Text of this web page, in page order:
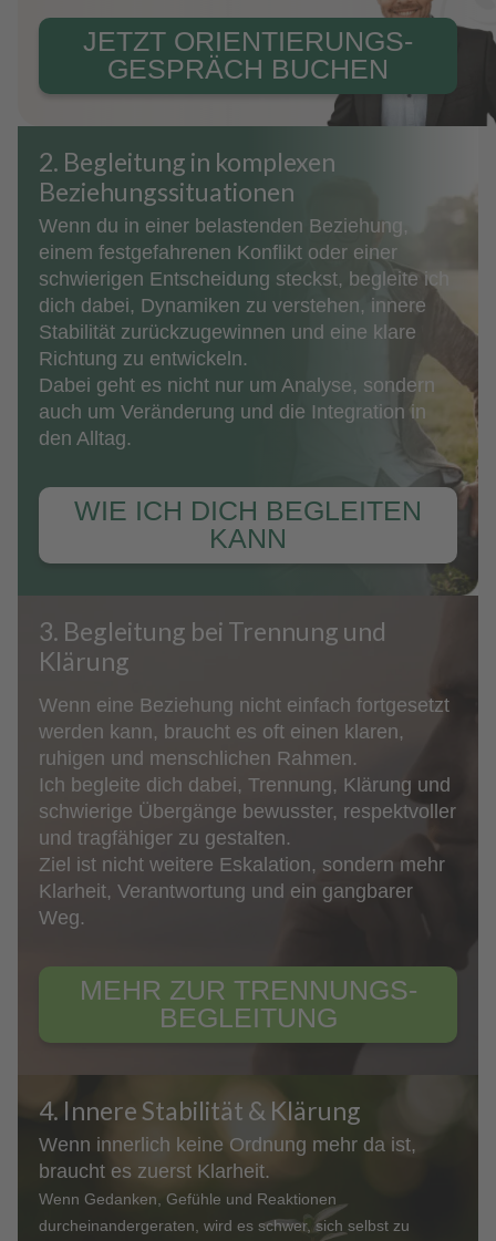
JETZT ORIENTIERUNGS­
GESPRÄCH BUCHEN
2. Begleitung in komplexen
Beziehungssituationen
Wenn du in einer belastenden Beziehung,
einem festgefahrenen Konflikt oder einer
schwierigen Entscheidung steckst, begleite ich
dich dabei, Dynamiken zu verstehen, innere
Stabilität zurückzugewinnen und eine klare
Richtung zu entwickeln.
Dabei geht es nicht nur um Analyse, sondern
auch um Veränderung und die Integration in
den Alltag.
WIE ICH DICH BEGLEITEN
KANN
3. Begleitung bei Trennung und
Klärung
Wenn eine Beziehung nicht einfach fortgesetzt
werden kann, braucht es oft einen klaren,
ruhigen und menschlichen Rahmen.
Ich begleite dich dabei, Trennung, Klärung und
schwierige Übergänge bewusster, respektvoller
und tragfähiger zu gestalten.
Ziel ist nicht weitere Eskalation, sondern mehr
Klarheit, Verantwortung und ein gangbarer
Weg.
MEHR ZUR TRENNUNGS­
BEGLEITUNG
4. Innere Stabilität & Klärung
Wenn innerlich keine Ordnung mehr da ist,
braucht es zuerst Klarheit.
Wenn Gedanken, Gefühle und Reaktionen
durcheinandergeraten, wird es schwer, sich selbst zu